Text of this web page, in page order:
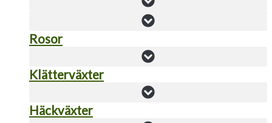
Rosor
Klätterväxter
Häckväxter